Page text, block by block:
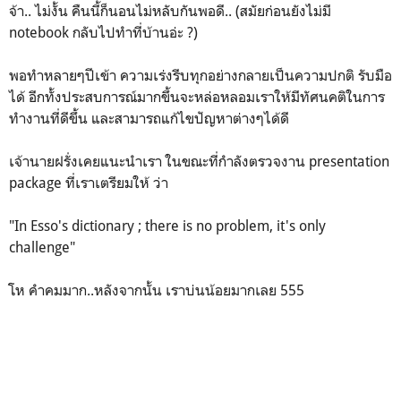
จ้า.. ไม่งั้น คืนนี้ก็นอนไม่หลับกันพอดี.. (สมัยก่อนยังไม่มี
notebook กลับไปทำที่บ้านอ่ะ ?)
พอทำหลายๆปีเข้า ความเร่งรีบทุกอย่างกลายเป็นความปกติ รับมือ
ได้ อีกทั้งประสบการณ์มากขึ้นจะหล่อหลอมเราให้มีทัศนคติในการ
ทำงานที่ดีขึ้น และสามารถแก้ไขปัญหาต่างๆได้ดี
เจ้านายฝรั่งเคยแนะนำเรา ในขณะที่กำลังตรวจงาน presentation
package ที่เราเตรียมให้ ว่า
"In Esso's dictionary ; there is no problem, it's only
challenge"
โห คำคมมาก..หลังจากนั้น เราบ่นน้อยมากเลย 555